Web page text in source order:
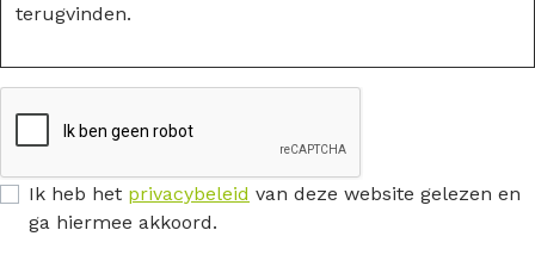
Ik heb het privacybeleid van deze website gelezen en
ga hiermee akkoord.